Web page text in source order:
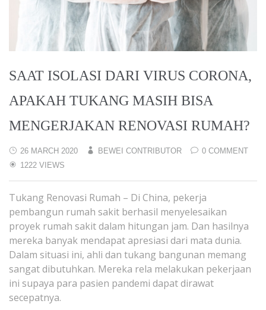
SAAT ISOLASI DARI VIRUS CORONA,
APAKAH TUKANG MASIH BISA
MENGERJAKAN RENOVASI RUMAH?
26 MARCH 2020 BEWEI CONTRIBUTOR
0 COMMENT
1222 VIEWS
Tukang Renovasi Rumah – Di China, pekerja
pembangun rumah sakit berhasil menyelesaikan
proyek rumah sakit dalam hitungan jam. Dan hasilnya
mereka banyak mendapat apresiasi dari mata dunia.
Dalam situasi ini, ahli dan tukang bangunan memang
sangat dibutuhkan. Mereka rela melakukan pekerjaan
ini supaya para pasien pandemi dapat dirawat
secepatnya.